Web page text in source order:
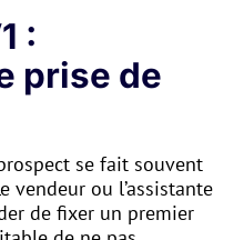
:
prise de
se fait souvent
vendeur ou l’assistante
de fixer un premier